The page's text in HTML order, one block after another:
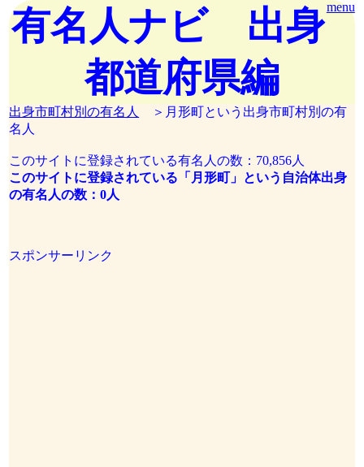
menu
有名人ナビ 出身
都道府県編
出身市町村別の有名人
＞月形町という出身市町村別の有
名人
このサイトに登録されている有名人の数：70,856人
このサイトに登録されている「月形町」という自治体出身
の有名人の数：0人
スポンサーリンク